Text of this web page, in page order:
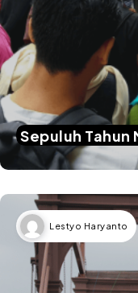
Sepuluh Tahun
Lestyo Haryanto